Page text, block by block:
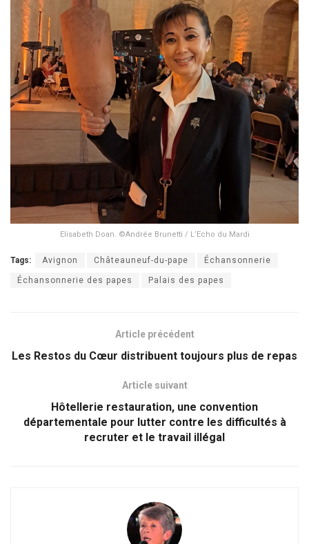
Elisabeth Doan. ©Andrée Brunetti / L’Echo du Mardi
Tags: Avignon Châteauneuf-du-pape Échansonnerie
Échansonnerie des papes Palais des papes
Article précédent
Les Restos du Cœur distribuent toujours plus de repas
Article suivant
Hôtellerie restauration, une convention
départementale pour lutter contre les difficultés à
recruter et le travail illégal